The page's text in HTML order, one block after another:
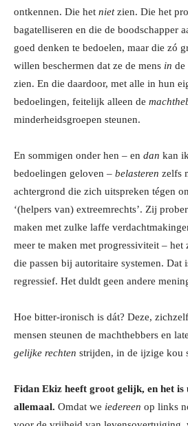
ontkennen. Die het nietzien. Die het
bagatelliseren en die de boodschapper
goed denken te bedoelen, maar die zó
willen beschermen dat ze de mens in de
zien. En die daardoor, met alle in hun
bedoelingen, feitelijk alleen de
minderheidsgroepen steunen.
En sommigen onder hen – en dan kan
bedoelingen geloven – belasteren zelfs
achtergrond die zich uitspreken tégen
‘(helpers van) extreemrechts’. Zij
maken met zulke laffe
meer te maken met progressiviteit –
die passen bij autoritaire systemen. Dat
regressief. Het duldt geen andere
Hoe bitter-ironisch is dát? Deze,
mensen steunen de machthebbers en
gelijke rechten strijden, in de ijzige kou
Fidan Ekiz heeft groot gelijk, en het is
allemaal. Omdat we iedereen op links